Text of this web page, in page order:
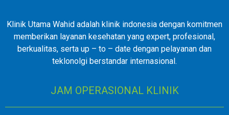
Klinik Utama Wahid adalah klinik indonesia dengan komitmen
memberikan layanan kesehatan yang expert, profesional,
berkualitas, serta up – to – date dengan pelayanan dan
teklonolgi berstandar internasional.
JAM OPERASIONAL KLINIK